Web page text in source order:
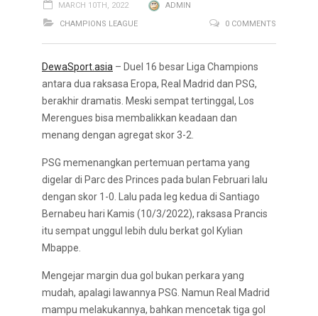
MARCH 10TH, 2022
ADMIN
CHAMPIONS LEAGUE
0 COMMENTS
DewaSport.asia – Duel 16 besar Liga Champions
antara dua raksasa Eropa, Real Madrid dan PSG,
berakhir dramatis. Meski sempat tertinggal, Los
Merengues bisa membalikkan keadaan dan
menang dengan agregat skor 3-2.
PSG memenangkan pertemuan pertama yang
digelar di Parc des Princes pada bulan Februari lalu
dengan skor 1-0. Lalu pada leg kedua di Santiago
Bernabeu hari Kamis (10/3/2022), raksasa Prancis
itu sempat unggul lebih dulu berkat gol Kylian
Mbappe.
Mengejar margin dua gol bukan perkara yang
mudah, apalagi lawannya PSG. Namun Real Madrid
mampu melakukannya, bahkan mencetak tiga gol